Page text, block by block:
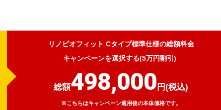
リノビオフィット Cタイプ標準仕様の総額料金
キャンペーンを選択する(5万円割引)
総額498,000 円(税込)
※こちらはキャンペーン適用後の本体価格です。